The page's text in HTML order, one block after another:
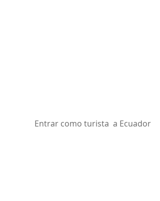
Entrar como turista  a Ecuador